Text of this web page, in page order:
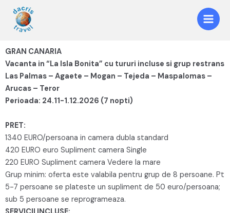
GRAN CANARIA
Vacanta in “La Isla Bonita” cu tururi incluse si grup restrans
Las Palmas – Agaete – Mogan – Tejeda – Maspalomas –
Arucas – Teror
Perioada: 24.11-1.12.2026 (7 nopti)
PRET:
1340 EURO/persoana in camera dubla standard
420 EURO euro Supliment camera Single
220 EURO Supliment camera Vedere la mare
Grup minim: oferta este valabila pentru grup de 8 persoane. Pt
5-7 persoane se plateste un supliment de 50 euro/persoana;
sub 5 persoane se reprogrameaza.